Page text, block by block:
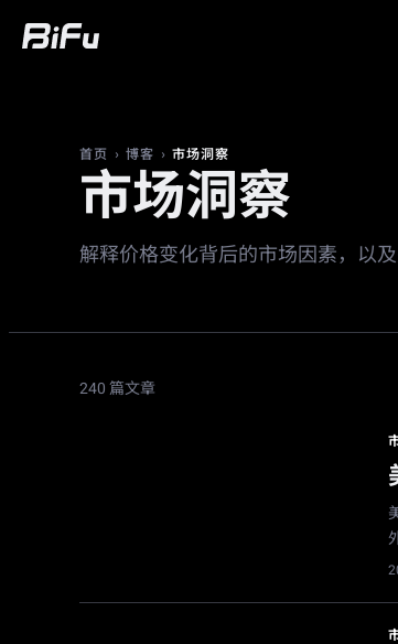
首页 › 博客 › 市场洞察
市场洞察
解释价格变化背后的市场因素，以
240 篇文章